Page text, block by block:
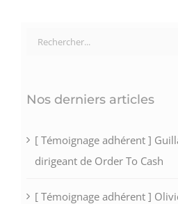
Rechercher:
Nos derniers articles
[ Témoignage adhérent ]
dirigeant de Order To Cash
[ Témoignage adhérent ]